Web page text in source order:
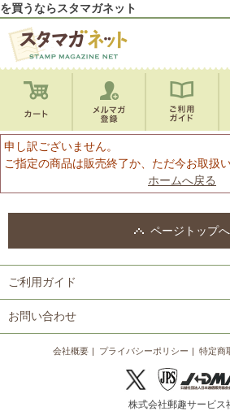
を買うならスタマガネット
申し訳ございません。
ご指定の商品は販売終了か、ただ今お取扱
ホームへ戻る
ページトップへ
ご利用ガイド
お問い合わせ
会社概要 プライバシーポリシー 特定商
株式会社郵趣サービス